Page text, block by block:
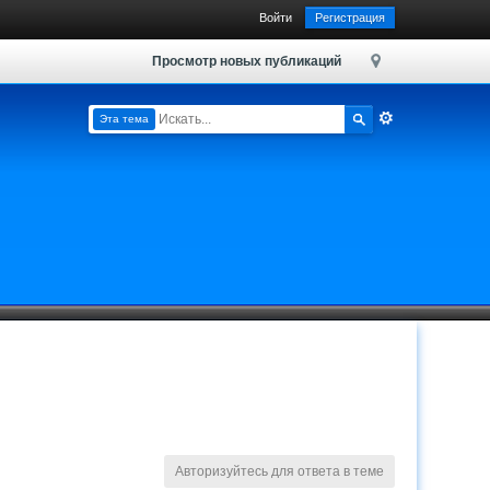
Войти Регистрация
Просмотр новых публикаций
Эта тема
Авторизуйтесь для ответа в теме